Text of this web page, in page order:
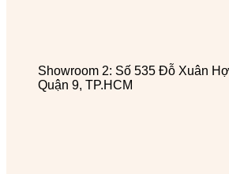
Showroom 2: Số 535 Đỗ Xuân
Quận 9, TP.HCM